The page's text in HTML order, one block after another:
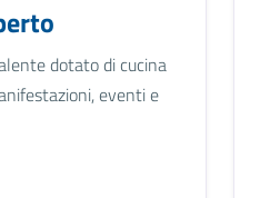
dotato di cucina
eventi e